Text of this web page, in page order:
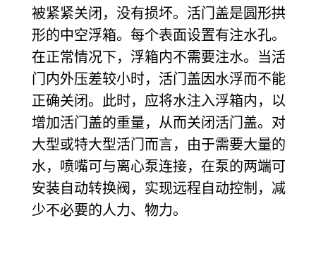
被紧紧关闭，没有损坏。活门盖是圆形拱
形的中空浮箱。每个表面设置有注水孔。
在正常情况下，浮箱内不需要注水。当活
门内外压差较小时，活门盖因水浮而不能
正确关闭。此时，应将水注入浮箱内，以
增加活门盖的重量，从而关闭活门盖。对
大型或特大型活门而言，由于需要大量的
水，喷嘴可与离心泵连接，在泵的两端可
安装自动转换阀，实现远程自动控制，减
少不必要的人力、物力。